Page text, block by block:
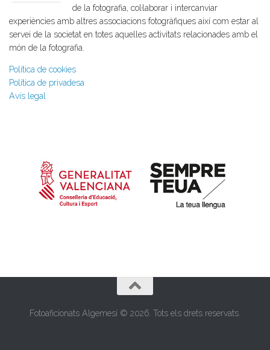
de la fotografia, col·laborar i intercanviar
experiències amb altres associacions fotogràfiques així com estar al
servei de la societat en totes aquelles activitats relacionades amb el
món de la fotografia.
Política de cookies
Política de privadesa
Avís legal
Fotoaficionats Algemesí © 2026. Tots els drets reservats.